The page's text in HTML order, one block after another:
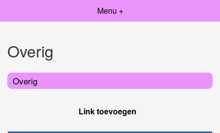
Menu +
Overig
Overig
Link toevoegen